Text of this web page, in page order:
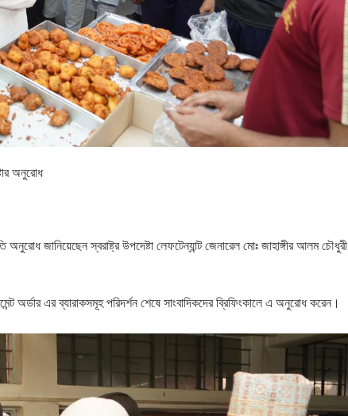
অনুরোধ
জানিয়েছেন স্বরাষ্ট্র উপদেষ্টা লেফটেন্যান্ট জেনারেল মোঃ জাহাঙ্গীর আলম চৌধুরী
অর্ডার এর ব্যারাকসমূহ পরিদর্শন শেষে সাংবাদিকদের ব্রিফিংকালে এ অনুরোধ করেন।